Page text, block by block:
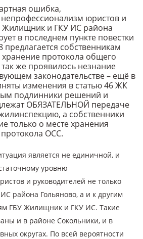
ошибка,
юристов и
Жилищник и ГКУ ИС района
в последнем пункте повестки
предлагается собственникам
хранение протокола общего
же проявилось незнание
законодательстве – ещё в
изменения в статью 46 ЖК
подлинники решений и
ОБЯЗАТЕЛЬНОЙ передаче
а собственники
только о месте хранения
ОСС.
является не единичной, и
уровню
и руководителей не только
района Гольяново, а и к другим
ГБУ Жилищник и ГКУ ИС. Такие
и в районе Сокольники, и в
округах. По всей вероятности